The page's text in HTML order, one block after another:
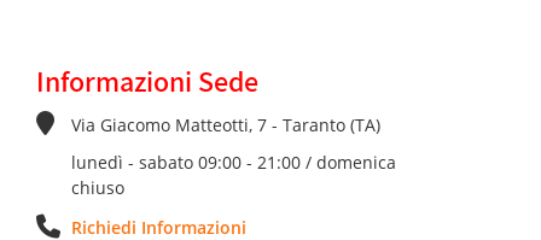
Informazioni Sede
Via Giacomo Matteotti, 7 - Taranto (TA)
lunedì - sabato 09:00 - 21:00 / domenica
chiuso
Richiedi Informazioni